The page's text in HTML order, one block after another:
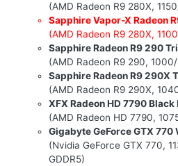
(AMD Radeon R9 280X,
Sapphire Vapor-X Radeon
(AMD Radeon R9 280X,
Sapphire Radeon R9 290
(AMD Radeon R9 290,
Sapphire Radeon R9 290X
(AMD Radeon R9 290X,
XFX Radeon HD 7790 Black
(AMD Radeon HD 7790,
Gigabyte GeForce GTX 770
(Nvidia GeForce GTX 770,
GDDR5)